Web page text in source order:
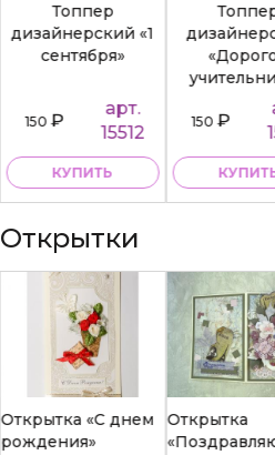
Топпер
дизайнерский «1
сентября»
150₽
арт.
15512
КУПИТЬ
150₽
Открытки
Открытка «С днем
рождения»
Открытка